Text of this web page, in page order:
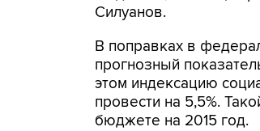
Силуанов.
В поправках в
прогнозный
этом индексацию
провести на 5,5%.
бюджете на 2015 год.